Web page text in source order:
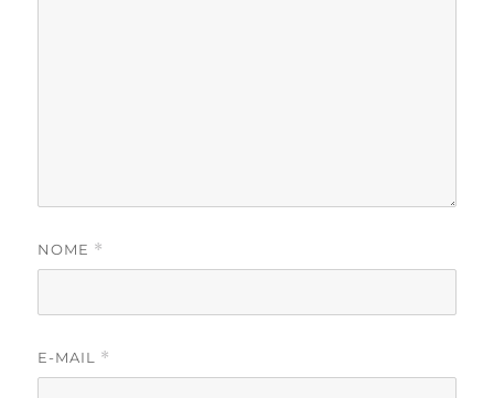
NOME *
E-MAIL *